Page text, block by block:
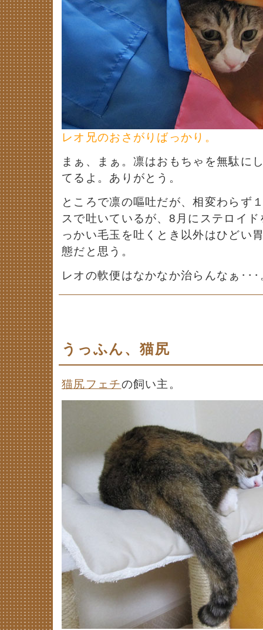
レオ兄のおさがりばっかり。
まぁ、まぁ。凛はおもちゃを無駄に
てるよ。ありがとう。
ところで凛の嘔吐だが、相変わらず
スで吐いているが、8月にステロイ
っかい毛玉を吐くとき以外はひどい
態だと思う。
レオの軟便はなかなか治らんなぁ･･･
うっふん、猫尻
猫尻フェチの飼い主。